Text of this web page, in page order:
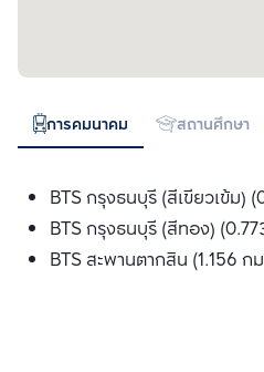
การคมนาคม สถานศึกษา
BTS กรุงธนบุรี (สีเขียวเข้ม)
BTS กรุงธนบุรี (สีทอง)
BTS สะพานตากสิน (1.156 ก